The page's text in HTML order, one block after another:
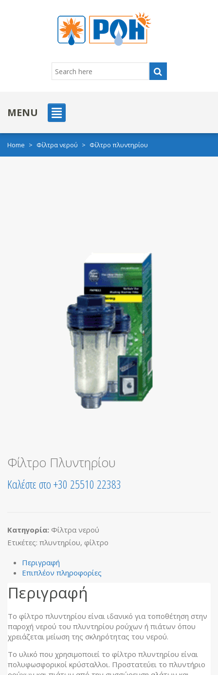
MENU
Home > Φίλτρα νερού > Φίλτρο πλυντηρίου
Φίλτρο Πλυντηρίου
Καλέστε στο +30 25510 22383
Κατηγορία: Φίλτρα νερού
Ετικέτες: πλυντηρίου, φίλτρο
Περιγραφή
Επιπλέον πληροφορίες
Περιγραφή
Το φίλτρο πλυντηρίου είναι ιδανικό για τοποθέτηση στην
παροχή νερού του πλυντηρίου ρούχων ή πιάτων όπου
χρειάζεται μείωση της σκληρότητας του νερού.
Το υλικό που χρησιμοποιεί το φίλτρο πλυντηρίου είναι
πολυφωσφορικοί κρύσταλλοι. Προστατεύει το πλυντήριο